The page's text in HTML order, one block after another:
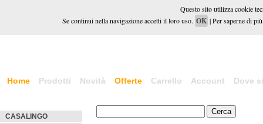
Home Prodotti Novità Offerte Carrello Account Dove
CASALINGO
Questo sito utilizza cookie
Se continui nella navigazione accetti il loro uso. OK | Per saperne di